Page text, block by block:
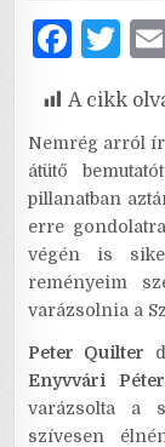
F
c
e
b
o
o
k
T
it
te
r
A cikk
Nemrég arról
átütő
pillanatban
erre
végén is
reményeim
varázsolnia a
Peter Quilter
Enyvvári Péter
varázsolta a
szívesen